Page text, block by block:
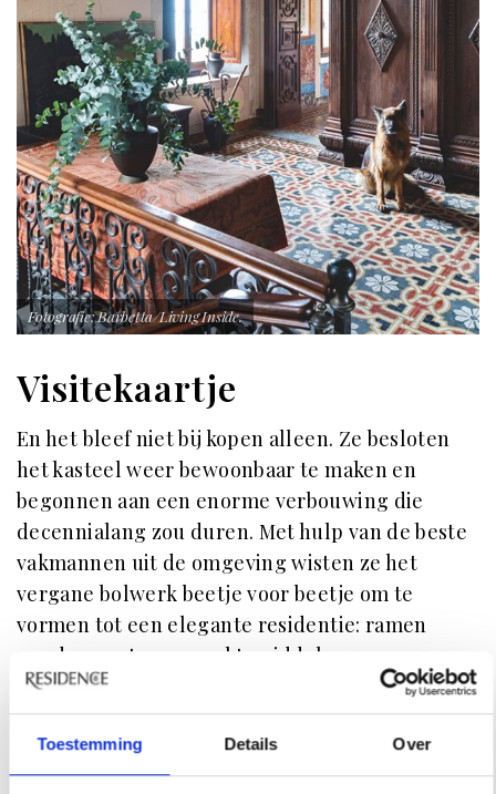
Toestemming Details Over
Fotografie: Barbetta/Living Inside.
Visitekaartje
En het bleef niet bij kopen alleen. Ze besloten
het kasteel weer bewoonbaar te maken en
begonnen aan een enorme verbouwing die
decennialang zou duren. Met hulp van de beste
vakmannen uit de omgeving wisten ze het
vergane bolwerk beetje voor beetje om te
vormen tot een elegante residentie: ramen
werden groter gemaakt, middeleeuwse muren
gerestaureerd, de kelders werden verbouwd tot
kantines voor de productie vanwijnen
Parmezaanse kaas, en het interieur werd verrijkt
met prachtig stucwerk en fresco’s. Er herrees